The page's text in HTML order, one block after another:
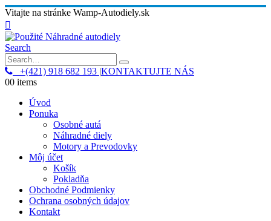
Vitajte na stránke Wamp-Autodiely.sk
Search
+(421) 918 682 193 |KONTAKTUJTE NÁS
00 items
Úvod
Ponuka
Osobné autá
Náhradné diely
Motory a Prevodovky
Môj účet
Košík
Pokladňa
Obchodné Podmienky
Ochrana osobných údajov
Kontakt